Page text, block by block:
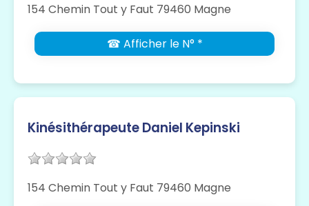
154 Chemin Tout y Faut 79460 Magne
☎ Afficher le N° *
Kinésithérapeute Daniel Kepinski
154 Chemin Tout y Faut 79460 Magne